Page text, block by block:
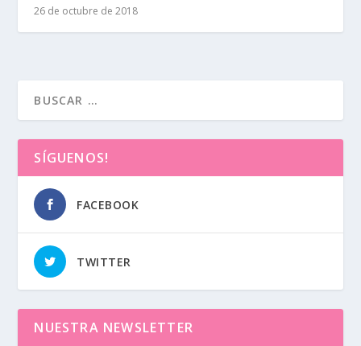
26 de octubre de 2018
SÍGUENOS!
FACEBOOK
TWITTER
NUESTRA NEWSLETTER